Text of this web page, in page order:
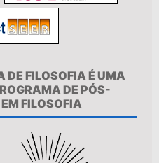
DE FILOSOFIA É UMA
DE PÓS-
FILOSOFIA